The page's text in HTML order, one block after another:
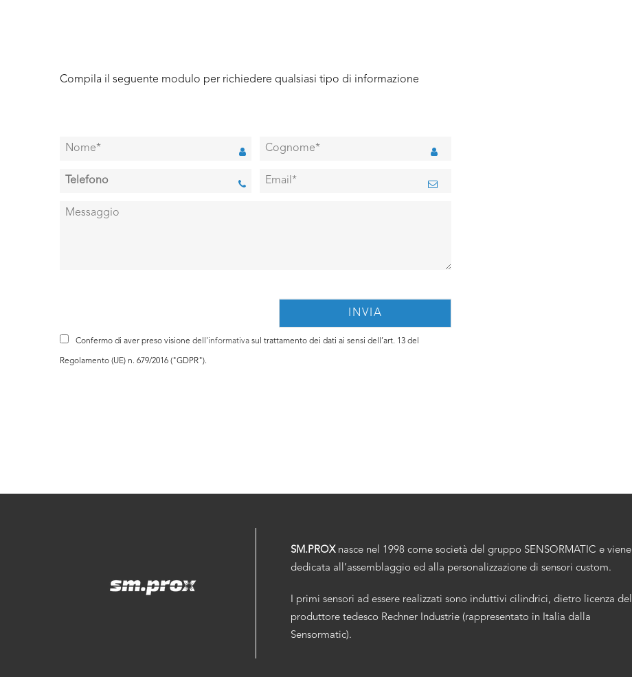
Compila il seguente modulo per richiedere qualsiasi tipo di informazione
Confermo di aver preso visione dell'informativa sul trattamento dei dati ai sensi dell’art. 13 del
Regolamento (UE) n. 679/2016 ("GDPR").
SM.PROXnasce nel 1998 come società del gruppo SENSORMATIC e viene
dedicata all’assemblaggio ed alla personalizzazione di sensori custom.
I primi sensori ad essere realizzati sono induttivi cilindrici, dietro licenza del
produttore tedesco Rechner Industrie (rappresentato in Italia dalla
Sensormatic).